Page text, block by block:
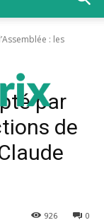
: les
côté du miroir
par
de
0
926